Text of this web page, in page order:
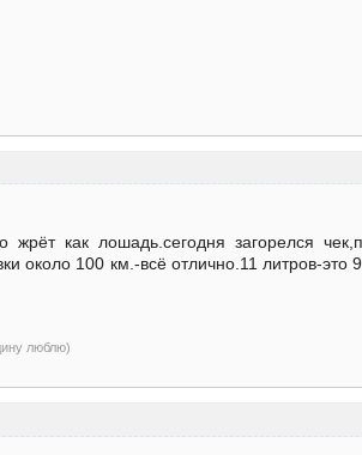
как лошадь.сегодня загорелся
около 100 км.-всё отлично.11 литров-
люблю)